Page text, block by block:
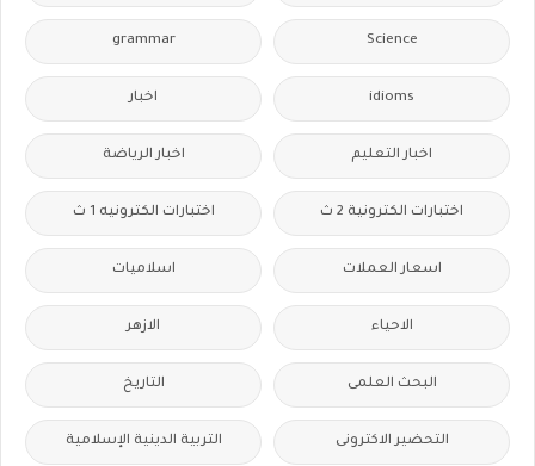
Science
grammar
idioms اخبار
اخبار التعليم اخبار الرياضة
اختبارات الكترونية 2 ث اختبارات الكترونيه 1 ث
اسعار العملات اسلاميات
الاحياء الازهر
البحث العلمى التاريخ
التحضير الاكترونى التربية الدينية الإسلامية